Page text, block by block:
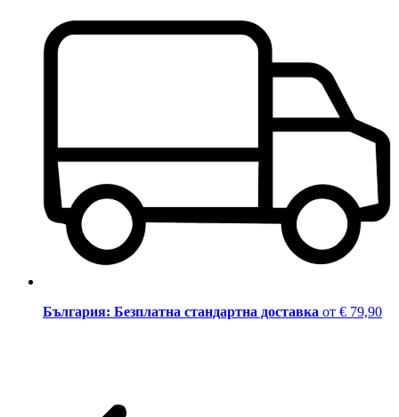
България: Безплатна стандартна доставка от € 79,90